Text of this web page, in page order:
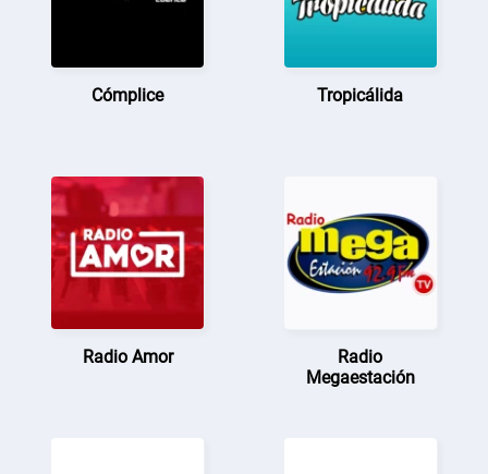
Cómplice Tropicálida
Radio Amor
Radio
Megaestación